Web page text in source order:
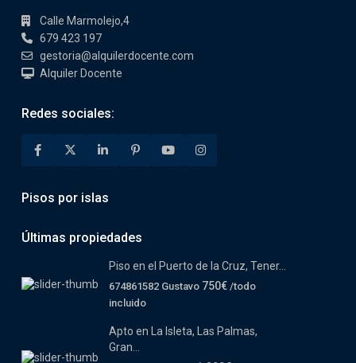
Calle Marmolejo,4
679 423 197
gestoria@alquilerdocente.com
Alquiler Docente
Redes sociales:
Pisos por islas
Últimas propiedades
Piso en el Puerto de la Cruz, Tener...
674861582 Gustavo 750€ /todo
incluido
Apto en La Isleta, Las Palmas,
Gran...